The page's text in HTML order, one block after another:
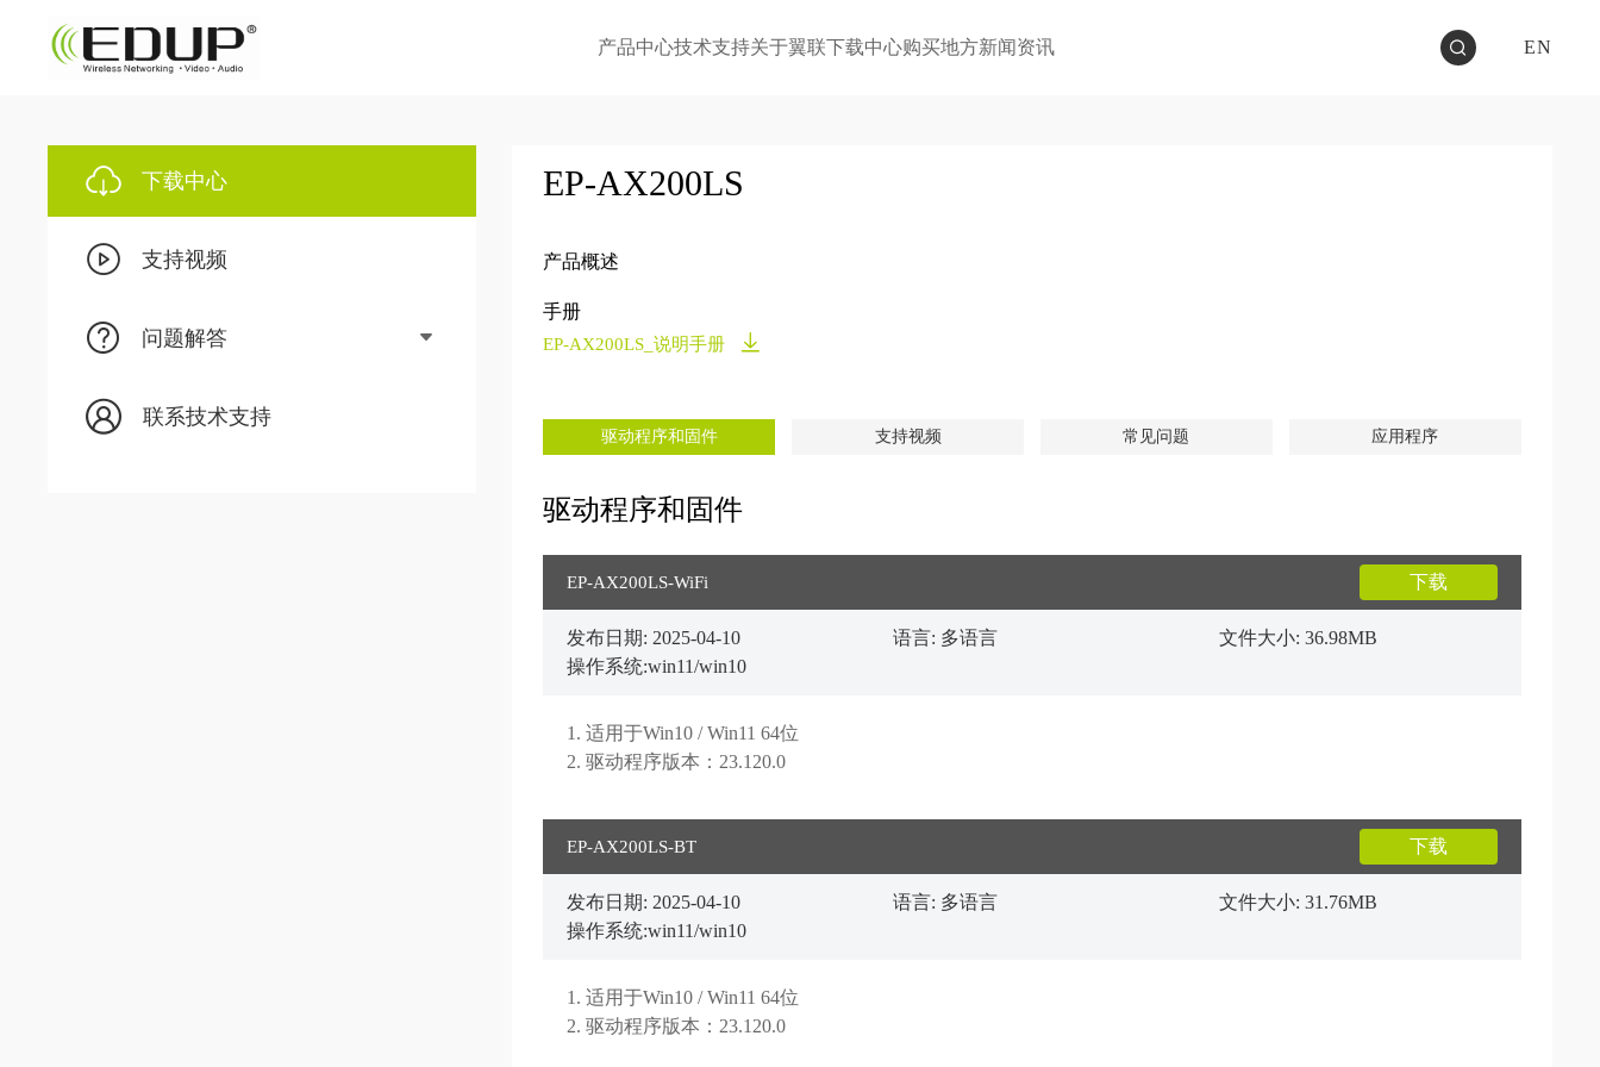
产品中心技术支持关于翼联下载中心购买地方新闻资讯 EN
下载中心
支持视频
问题解答
联系技术支持
EP-AX200LS
产品概述
手册
EP-AX200LS_说明手册
驱动程序和固件 支持视频 常见问题 应用程序
驱动程序和固件
EP-AX200LS-WiFi 下载
发布日期: 2025-04-10 语言: 多语言
文件大小: 36.98MB
操作系统:win11/win10
1. 适用于Win10 / Win11 64位
2. 驱动程序版本：23.120.0
EP-AX200LS-BT 下载
发布日期: 2025-04-10 语言: 多语言
文件大小: 31.76MB
操作系统:win11/win10
1. 适用于Win10 / Win11 64位
2. 驱动程序版本：23.120.0